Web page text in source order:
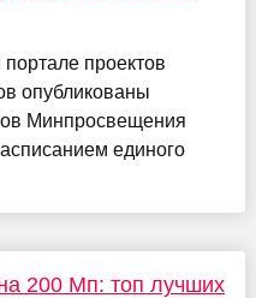
проектов
опубликованы
Минпросвещения
единого
200 Мп: топ лучших